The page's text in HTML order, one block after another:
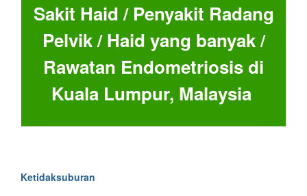
Sakit Haid / Penyakit Radang
Pelvik / Haid yang banyak /
Rawatan Endometriosis di
Kuala Lumpur, Malaysia
Ketidaksuburan